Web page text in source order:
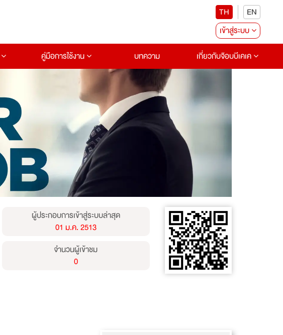
TH
EN
เข้าสู่ระบบ
คู่มือการใช้งาน บทความ เกี่ยวกับจ๊อบบีเคเค
ผู้ประกอบการเข้าสู่ระบบล่าสุด
01 ม.ค. 2513
จำนวนผู้เข้าชม
0